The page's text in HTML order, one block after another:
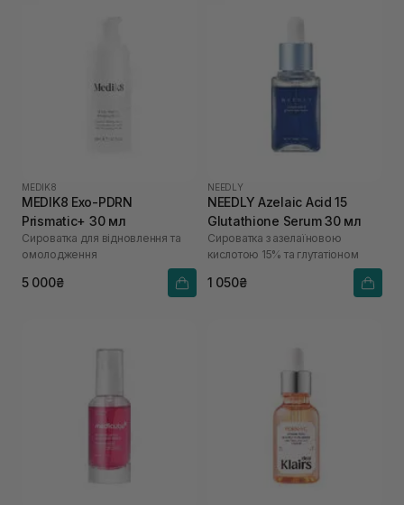
MEDIK8
MEDIK8 Exo-PDRN
Prismatic+ 30 мл
Сироватка для відновлення та
омолодження
5 000₴
NEEDLY
NEEDLY Azelaic Acid 15
Glutathione Serum 30 мл
Сироватка з азелаїновою
кислотою 15% та глутатіоном
1 050₴